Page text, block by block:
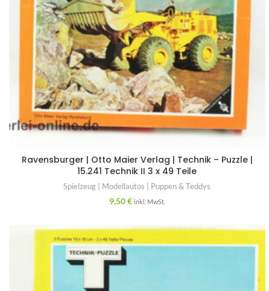
Ravensburger | Otto Maier Verlag | Technik – Puzzle |
15.241 Technik II 3 x 49 Teile
Spielzeug | Modellautos | Puppen & Teddys
9,50€ inkl. MwSt.